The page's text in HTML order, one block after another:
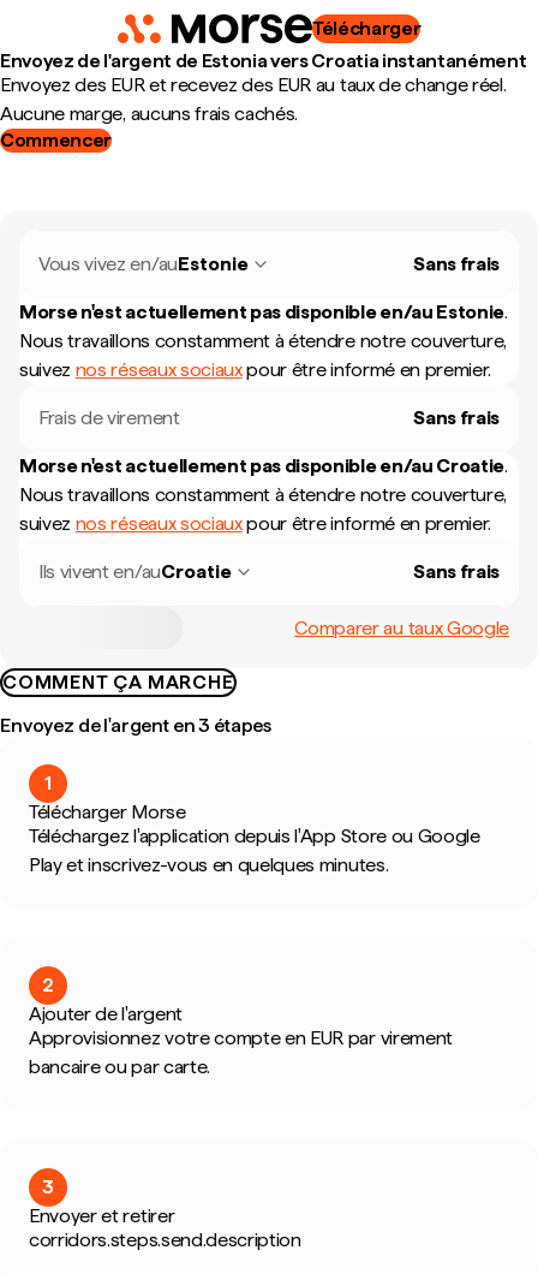
Télécharger
Envoyez de l'argent de Estonia vers Croatia instantanément
Envoyez des EUR et recevez des EUR au taux de change réel.
Aucune marge, aucuns frais cachés.
Commencer
Vous vivez en/auEstonie Sans frais
Morse n'est actuellement pas disponible en/au Estonie.
Nous travaillons constamment à étendre notre couverture,
suivez nos réseaux sociauxpour être informé en premier.
Frais de virement Sans frais
Morse n'est actuellement pas disponible en/au Croatie.
Nous travaillons constamment à étendre notre couverture,
suivez nos réseaux sociauxpour être informé en premier.
Ils vivent en/auCroatie Sans frais
Comparer au taux Google
COMMENT ÇA MARCHE
Envoyez de l'argent en 3 étapes
1
Télécharger Morse
Téléchargez l'application depuis l'App Store ou Google
Play et inscrivez-vous en quelques minutes.
2
Ajouter de l'argent
Approvisionnez votre compte en EUR par virement
bancaire ou par carte.
3
Envoyer et retirer
corridors.steps.send.description